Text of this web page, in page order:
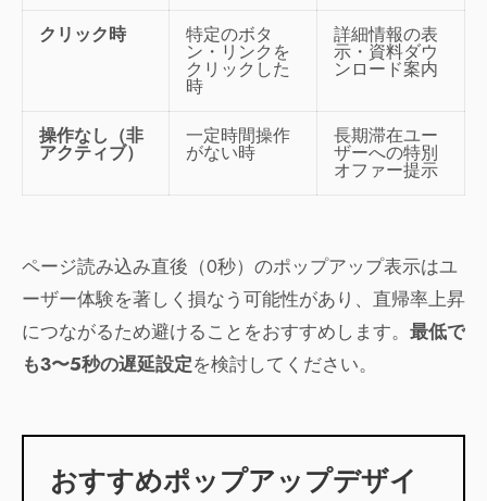
クリック時 特定のボタ
ン・リンクを
クリックした
時
詳細情報の表
示・資料ダウ
ンロード案内
操作なし（非
アクティブ）
一定時間操作
がない時
長期滞在ユー
ザーへの特別
オファー提示
ページ読み込み直後（0秒）のポップアップ表示はユ
ーザー体験を著しく損なう可能性があり、直帰率上昇
につながるため避けることをおすすめします。 最低で
も3〜5秒の遅延設定を検討してください。
おすすめポップアップデザイ